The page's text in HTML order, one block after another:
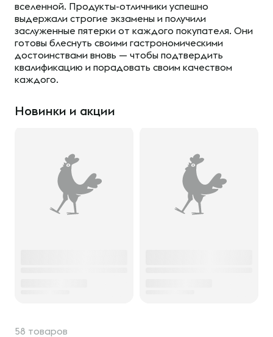
вселенной. Продукты-отличники успешно
выдержали строгие экзамены и получили
заслуженные пятерки от каждого покупателя. Они
готовы блеснуть своими гастрономическими
достоинствами вновь — чтобы подтвердить
квалификацию и порадовать своим качеством
каждого.
Новинки и акции
58 товаров